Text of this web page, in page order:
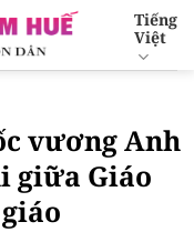
Tiếng
Việt
vương Anh
giữa Giáo